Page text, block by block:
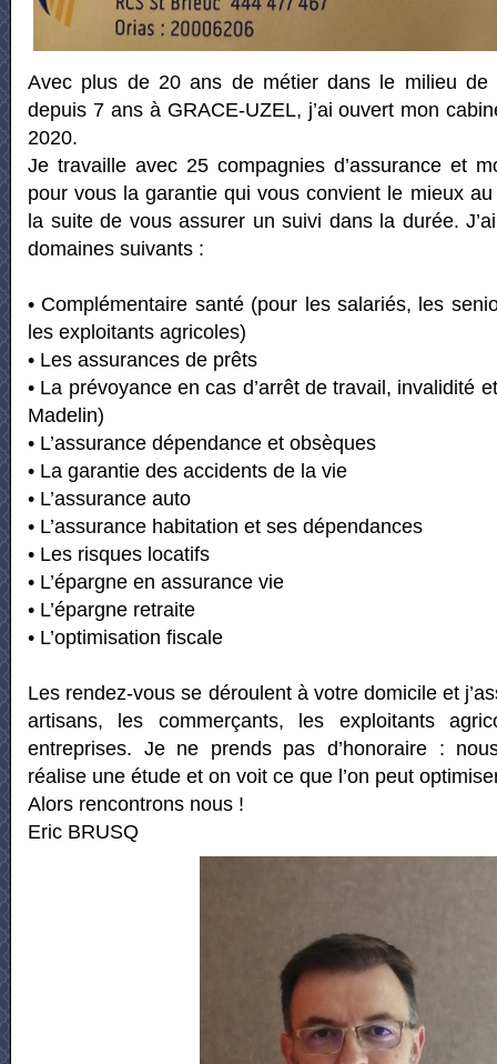
Avec plus de 20 ans de métier dans le milieu de
depuis 7 ans à GRACE-UZEL, j’ai ouvert mon
2020.
Je travaille avec 25 compagnies d’assurance et
pour vous la garantie qui vous convient le mieux
la suite de vous assurer un suivi dans la durée.
domaines suivants :
• Complémentaire santé (pour les salariés, les
les exploitants agricoles)
• Les assurances de prêts
• La prévoyance en cas d’arrêt de travail, invalidité
Madelin)
• L’assurance dépendance et obsèques
• La garantie des accidents de la vie
• L’assurance auto
• L’assurance habitation et ses dépendances
• Les risques locatifs
• L’épargne en assurance vie
• L’épargne retraite
• L’optimisation fiscale
Les rendez-vous se déroulent à votre domicile et
artisans, les commerçants, les exploitants
entreprises. Je ne prends pas d’honoraire :
réalise une étude et on voit ce que l’on peut
Alors rencontrons nous !
Eric BRUSQ